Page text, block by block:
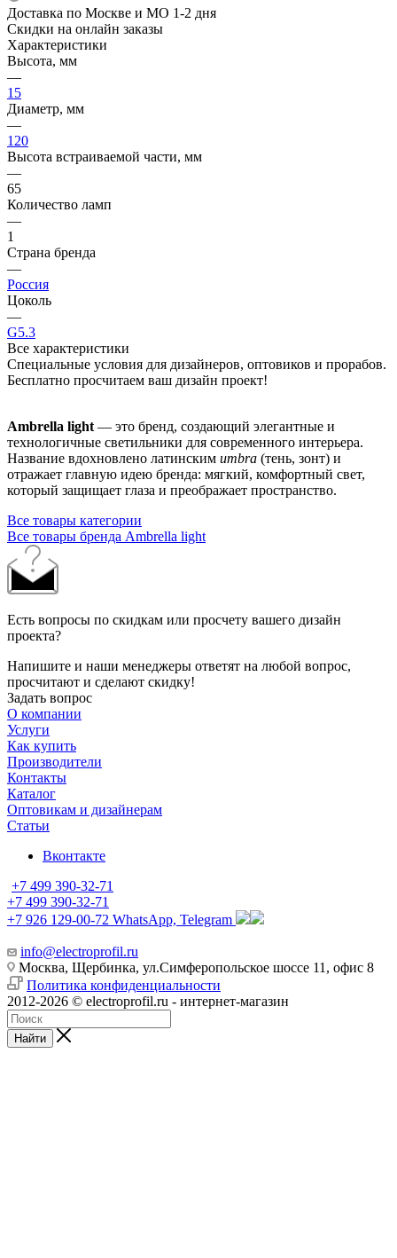
Доставка по Москве и МО 1-2 дня
Скидки на онлайн заказы
Характеристики
Высота, мм
—
15
Диаметр, мм
—
120
Высота встраиваемой части, мм
—
65
Количество ламп
—
1
Страна бренда
—
Россия
Цоколь
—
G5.3
Все характеристики
Специальные условия для дизайнеров, оптовиков и прорабов.
Бесплатно просчитаем ваш дизайн проект!
Ambrella light — это бренд, создающий элегантные и
технологичные светильники для современного интерьера.
Название вдохновлено латинским umbra (тень, зонт) и
отражает главную идею бренда: мягкий, комфортный свет,
который защищает глаза и преображает пространство.
Все товары категории
Все товары бренда Ambrella light
Есть вопросы по скидкам или просчету вашего дизайн
проекта?
Напишите и наши менеджеры ответят на любой вопрос,
просчитают и сделают скидку!
Задать вопрос
О компании
Услуги
Как купить
Производители
Контакты
Каталог
Оптовикам и дизайнерам
Статьи
Вконтакте
+7 499 390-32-71
+7 499 390-32-71
+7 926 129-00-72 WhatsApp, Telegram
info@electroprofil.ru
Москва, Щербинка, ул.Симферопольское шоссе 11, офис 8
Политика конфиденциальности
2012-2026 © electroprofil.ru - интернет-магазин
Найти